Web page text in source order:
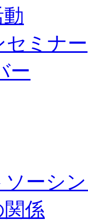
セミナー
ー
ソーシ
係